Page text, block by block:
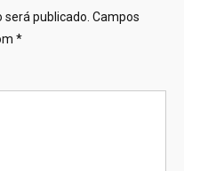
será publicado. Campos
*